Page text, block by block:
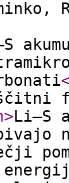
>Li–S